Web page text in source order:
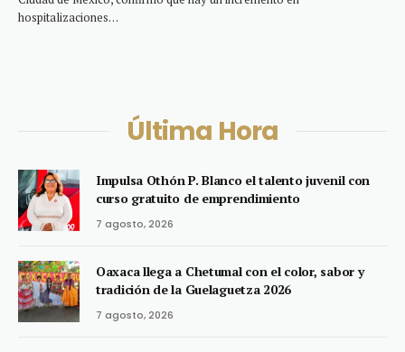
hospitalizaciones…
Última Hora
Impulsa Othón P. Blanco el talento juvenil con
curso gratuito de emprendimiento
7 agosto, 2026
Oaxaca llega a Chetumal con el color, sabor y
tradición de la Guelaguetza 2026
7 agosto, 2026